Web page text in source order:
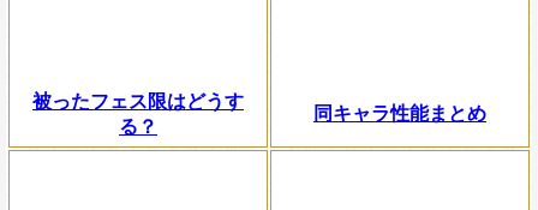
被ったフェス限はどうす
る？
同キャラ性能まとめ